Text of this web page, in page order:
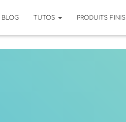
BLOG TUTOS PRODUITS FINIS